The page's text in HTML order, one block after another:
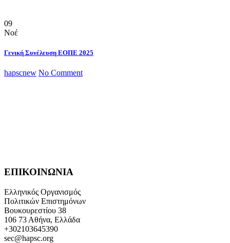
09
Νοέ
Γενική Συνέλευση ΕΟΠΕ 2025
hapscnew No Comment
ΕΠΙΚΟΙΝΩΝΙΑ
Ελληνικός Οργανισμός
Πολιτικών Επιστημόνων
Βουκουρεστίου 38
106 73 Αθήνα, Ελλάδα
+302103645390
sec@hapsc.org